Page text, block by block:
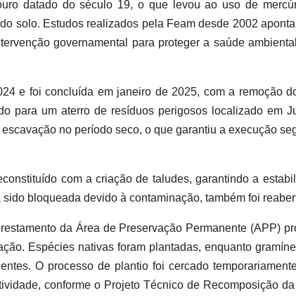
datado do século 19, o que levou ao uso de
solo. Estudos realizados pela Feam desde 2002
governamental para proteger a saúde
e foi concluída em janeiro de 2025, com a remoção
para um aterro de resíduos perigosos localizado em
no período seco, o que garantiu a execução
com a criação de taludes, garantindo a
bloqueada devido à contaminação, também foi
da Área de Preservação Permanente (APP)
Espécies nativas foram plantadas, enquanto
O processo de plantio foi cercado
conforme o Projeto Técnico de Recomposição